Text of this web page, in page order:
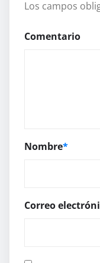
Los campos
Comentario
Nombre*
Correo